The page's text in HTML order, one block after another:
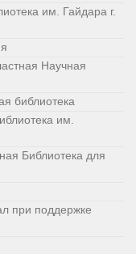
им. Гайдара г.
Научная
библиотека
им.
Библиотека для
при поддержке